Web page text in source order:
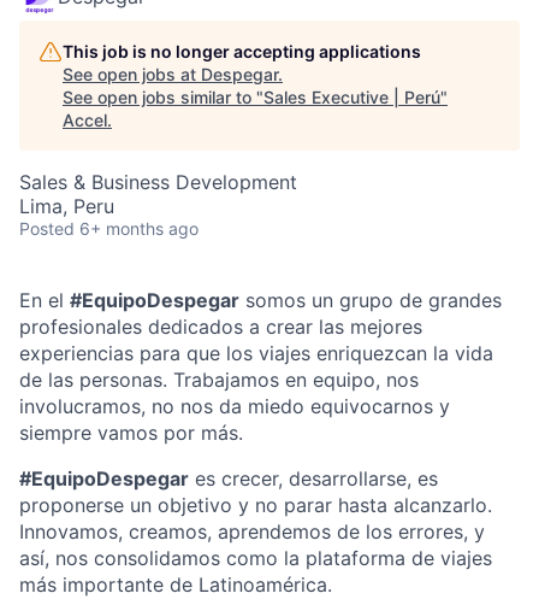
This job is no longer accepting applications
See open jobs at Despegar.
See open jobs similar to "Sales Executive | Perú"
Accel.
Sales & Business Development
Lima, Peru
Posted 6+ months ago
En el #EquipoDespegar somos un grupo de grandes
profesionales dedicados a crear las mejores
experiencias para que los viajes enriquezcan la vida
de las personas. Trabajamos en equipo, nos
involucramos, no nos da miedo equivocarnos y
siempre vamos por más.
#EquipoDespegar es crecer, desarrollarse, es
proponerse un objetivo y no parar hasta alcanzarlo.
Innovamos, creamos, aprendemos de los errores, y
así, nos consolidamos como la plataforma de viajes
más importante de Latinoamérica.